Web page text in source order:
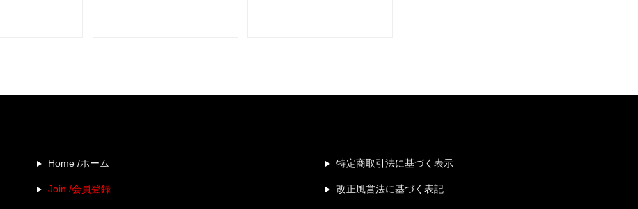
Home /ホーム
Join /会員登録
特定商取引法に基づく表示
改正風営法に基づく表記